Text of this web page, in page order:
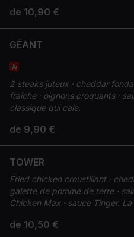
de 10,90 €
GÉANT
2 steaks juteux · cheddar
fraîche · oignons croquants ·
classique qui cale.
de 9,90 €
TOWER
Fried chicken croustillant ·
galette de pomme de terre ·
Chicken Max · sauce Tinger.
de 10,50 €